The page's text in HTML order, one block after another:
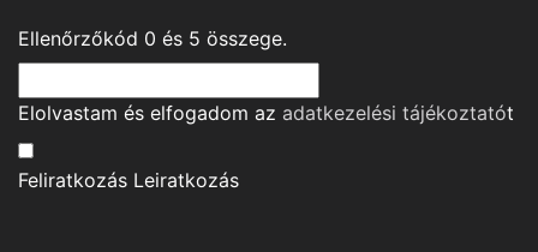
Ellenőrzőkód 0 és 5 összege.
Elolvastam és elfogadom az adatkezelési tájékoztatót
Feliratkozás Leiratkozás